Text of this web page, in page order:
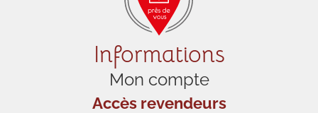
Informations
Mon compte
Accès revendeurs